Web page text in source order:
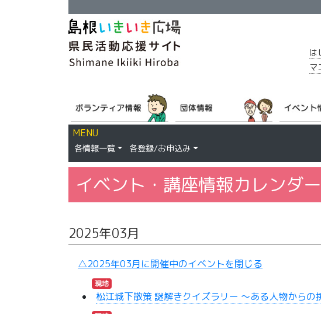
は
マ
MENU
各情報一覧 各登録/お申込み
イベント・講座情報カレンダー
2025年03月
△2025年03月に開催中のイベントを閉じる
現地
松江城下散策 謎解きクイズラリー ～ある人物からの